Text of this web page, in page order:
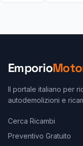
Emporio
Il portale italiano per
autodemolizioni e
Cerca Ricambi
Preventivo Gratuito